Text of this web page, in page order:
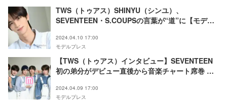
TWS（トゥアス）SHINYU（シンユ）、
SEVENTEEN・S.COUPSの言葉が“道”に【モデル
2024.04.10 17:00
モデルプレス
【TWS（トゥアス）インタビュー】SEVENTEEN
初の弟分がデビュー直後から音楽チャート席巻 国
人”の素顔は？
2024.04.09 17:00
モデルプレス